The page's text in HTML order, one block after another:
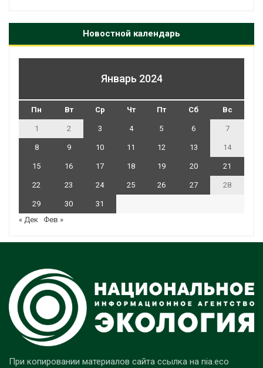
Новостной календарь
Январь 2024
Пн Вт Ср Чт Пт Сб Вс
1 2 3 4 5 6 7
8 9 10 11 12 13 14
15 16 17 18 19 20 21
22 23 24 25 26 27 28
29 30
31
« Дек Фев »
При копировании материалов сайта ссылка на nia.eco